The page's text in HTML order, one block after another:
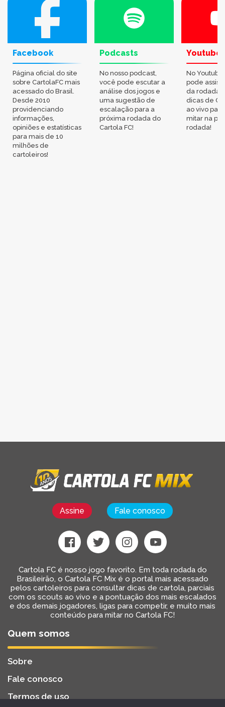
Facebook
Página oficial do site
sobre CartolaFC mais
acessado do Brasil.
Desde 2010
providenciando
informações,
opiniões e estatísticas
para mais de 10
milhões de
cartoleiros!
Podcasts
No nosso podcast,
você pode escutar a
análise dos jogos e
uma sugestão de
escalação para a
próxima rodada do
Cartola FC!
Youtube
No
pode
da rodada,
dicas de
ao vivo
mitar na
rodada!
Assine Fale conosco
Cartola FC é nosso jogo favorito. Em toda rodada do
Brasileirão, o Cartola FC Mix é o portal mais acessado
pelos cartoleiros para consultar dicas de cartola, parciais
com os scouts ao vivo e a pontuação dos mais escalados
e dos demais jogadores, ligas para competir, e muito mais
conteúdo para mitar no Cartola FC!
Quem somos
Sobre
Fale conosco
Termos de uso